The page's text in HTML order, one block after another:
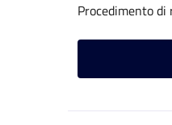
Procedimento